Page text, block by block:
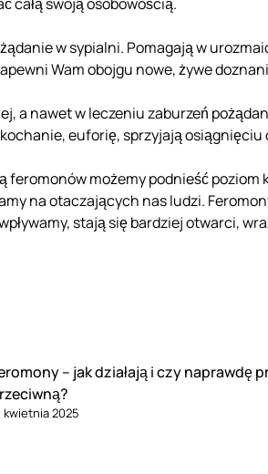
w sypialni. Pomagają w
Wam obojgu nowe, żywe
a nawet w leczeniu zaburzeń
euforię, sprzyjają osiągnięciu
możemy podnieść
na otaczających nas ludzi.
stają się bardziej otwarci,
– jak działają i czy naprawdę
kwietnia 2025